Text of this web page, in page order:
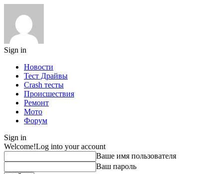
Sign in
Новости
Тест Драйвы
Crash тесты
Происшествия
Ремонт
Мото
Форум
Sign in
Welcome!Log into your account
Ваше имя пользователя
Ваш пароль